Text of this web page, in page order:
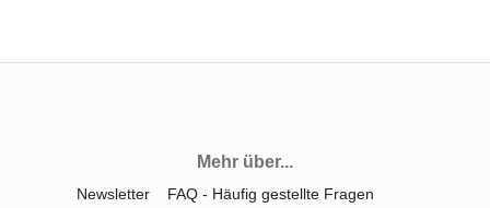
Mehr über...
Newsletter FAQ - Häufig gestellte Fragen